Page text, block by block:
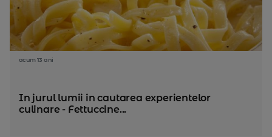
acum 13 ani
In jurul lumii in cautarea experientelor
culinare - Fettuccine...